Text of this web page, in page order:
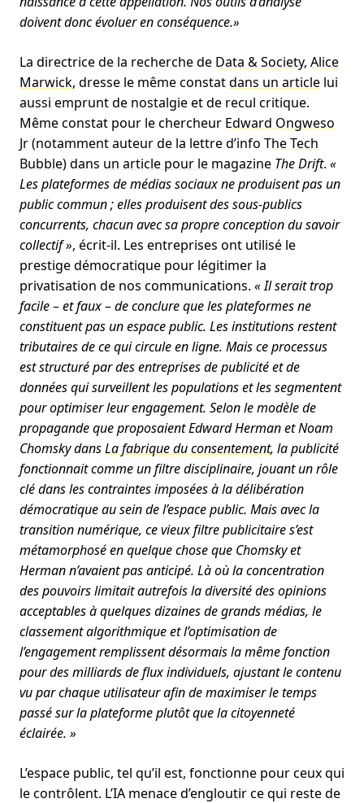
doivent donc évoluer en conséquence.»
La directrice de la recherche de Data & Society, Alice
Marwick, dresse le même constatdans un article lui
aussi emprunt de nostalgie et de recul critique.
Même constat pour le chercheur Edward Ongweso
Jr(notamment auteur de la lettre d’info The Tech
Bubble) dans un article pour le magazine The Drift. «
Les plateformes de médias sociaux ne produisent pas un
public commun ; elles produisent des sous-publics
concurrents, chacun avec sa propre conception du savoir
collectif », écrit-il. Les entreprises ont utilisé le
prestige démocratique pour légitimer la
privatisation de nos communications. « Il serait trop
facile – et faux – de conclure que les plateformes ne
constituent pas un espace public. Les institutions restent
tributaires de ce qui circule en ligne. Mais ce processus
est structuré par des entreprises de publicité et de
données qui surveillent les populations et les segmentent
pour optimiser leur engagement. Selon le modèle de
propagande que proposaient Edward Herman et Noam
Chomsky dansLa fabrique du consentement, la publicité
fonctionnait comme un filtre disciplinaire, jouant un rôle
clé dans les contraintes imposées à la délibération
démocratique au sein de l’espace public. Mais avec la
transition numérique, ce vieux filtre publicitaire s’est
métamorphosé en quelque chose que Chomsky et
Herman n’avaient pas anticipé. Là où la concentration
des pouvoirs limitait autrefois la diversité des opinions
acceptables à quelques dizaines de grands médias, le
classement algorithmique et l’optimisation de
l’engagement remplissent désormais la même fonction
pour des milliards de flux individuels, ajustant le contenu
vu par chaque utilisateur afin de maximiser le temps
passé sur la plateforme plutôt que la citoyenneté
éclairée. »
L’espace public, tel qu’il est, fonctionne pour ceux qui
le contrôlent. L’IA menace d’engloutir ce qui reste de